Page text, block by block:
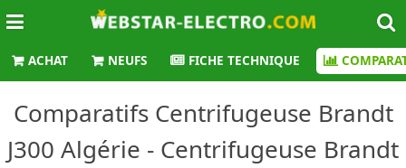
ACHAT NEUFS FICHE TECHNIQUE
Comparatifs Centrifugeuse Brandt
J300 Algérie - Centrifugeuse Brandt